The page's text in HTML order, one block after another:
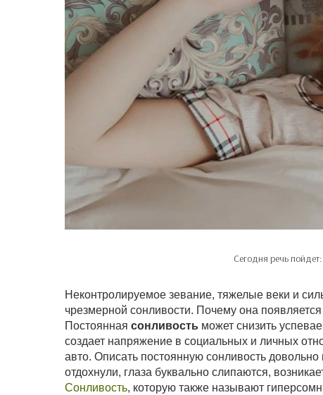
Сегодня речь пойдет:
Неконтролируемое зевание, тяжелые веки и
чрезмерной сонливости. Почему она
Постоянная сонливость может снизить
создает напряжение в социальных и личных
авто. Описать постоянную сонливость
отдохнули, глаза буквально слипаются,
Сонливость, которую также называют